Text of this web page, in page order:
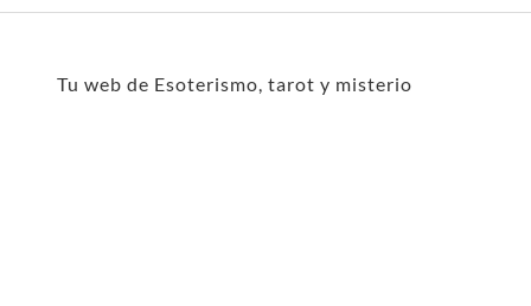
Tu web de Esoterismo, tarot y misterio